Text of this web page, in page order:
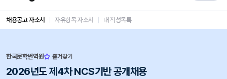
채용공고 자소서 자유항목 자소서 내 작성목록
한국문학번역원 즐겨찾기
2026년도 제4차 NCS기반 공개채용